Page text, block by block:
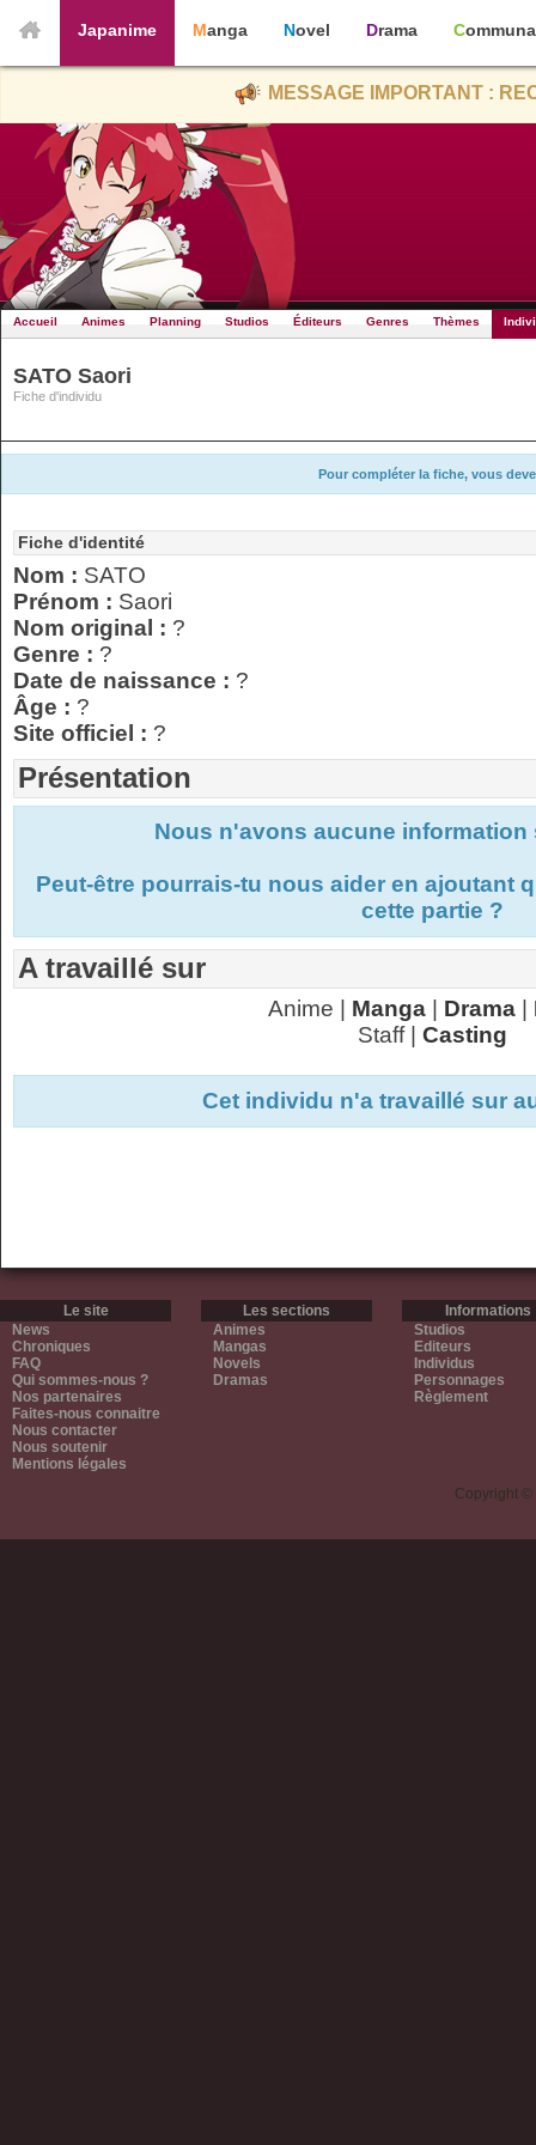
Japanime Manga Novel Drama
MESSAGE IMPORTANT :
Accueil Animes Planning Studios Éditeurs Genres Thèmes
SATO Saori
Fiche d'individu
Pour compléter la fiche, vous
Fiche d'identité
Nom : SATO
Prénom : Saori
Nom original : ?
Genre : ?
Date de naissance : ?
Âge : ?
Site officiel : ?
Présentation
Nous n'avons aucune
Peut-être pourrais-tu nous aider en ajoutant
cette partie ?
A travaillé sur
Anime | Manga| Drama|
Staff | Casting
Cet individu n'a travaillé sur
Le site
News
Chroniques
FAQ
Qui sommes-nous ?
Nos partenaires
Faites-nous connaitre
Nous contacter
Nous soutenir
Mentions légales
Les sections
Animes
Mangas
Novels
Dramas
Informations
Studios
Editeurs
Individus
Personnages
Règlement
Copyright ©